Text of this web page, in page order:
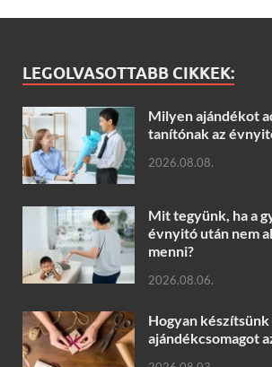
LEGOLVASOTTABB CIKKEK:
Milyen ajándékot
tanítónak az
2026.08.08.
Mit tegyünk, ha a
évnyitó után nem
menni?
2026.08.06.
Hogyan
ajándékcsomagot